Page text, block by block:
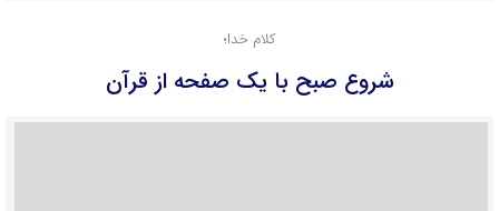
کلام خدا؛
شروع صبح با یک صفحه از قرآن